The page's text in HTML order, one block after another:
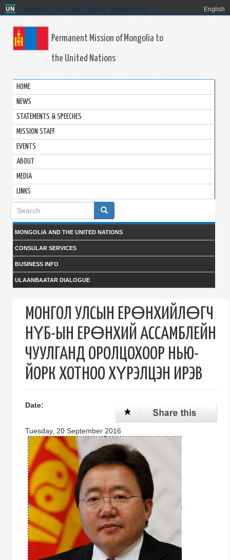
Welcome to the United Nations. It's your world. English
Permanent Mission of Mongolia to
the United Nations
HOME
NEWS
STATEMENTS & SPEECHES
MISSION STAFF
EVENTS
ABOUT
MEDIA
LINKS
Search
form
MONGOLIA AND THE UNITED NATIONS
CONSULAR SERVICES
BUSINESS INFO
ULAANBAATAR DIALOGUE
МОНГОЛ УЛСЫН ЕРӨНХИЙЛӨГЧ
НҮБ-ЫН ЕРӨНХИЙ АССАМБЛЕЙН
ЧУУЛГАНД ОРОЛЦОХООР НЬЮ-
ЙОРК ХОТНОО ХҮРЭЛЦЭН ИРЭВ
Date:
Tuesday, 20 September 2016